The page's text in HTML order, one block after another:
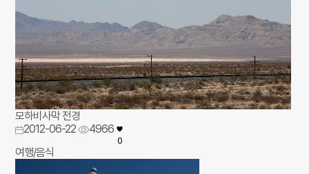
모하비사막 전경
2012-06-22
4966
0
여행/음식